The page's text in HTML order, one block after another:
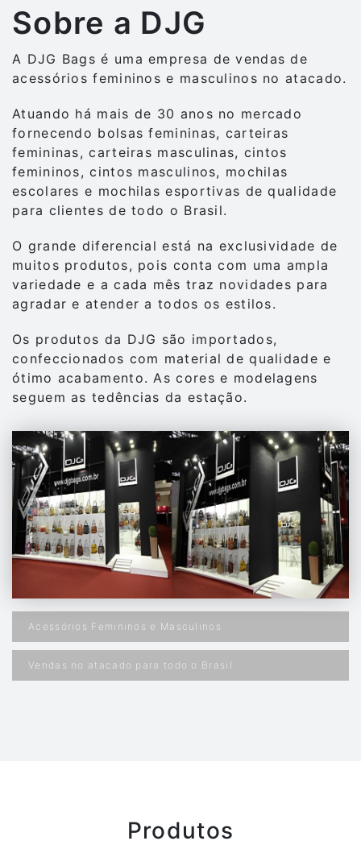
Sobre a DJG
A DJG Bags é uma empresa de vendas de
acessórios femininos e masculinos no atacado.
Atuando há mais de 30 anos no mercado
fornecendo bolsas femininas, carteiras
femininas, carteiras masculinas, cintos
femininos, cintos masculinos, mochilas
escolares e mochilas esportivas de qualidade
para clientes de todo o Brasil.
O grande diferencial está na exclusividade de
muitos produtos, pois conta com uma ampla
variedade e a cada mês traz novidades para
agradar e atender a todos os estilos.
Os produtos da DJG são importados,
confeccionados com material de qualidade e
ótimo acabamento. As cores e modelagens
seguem as tedências da estação.
Acessórios Femininos e Masculinos
Vendas no atacado para todo o Brasil
Produtos